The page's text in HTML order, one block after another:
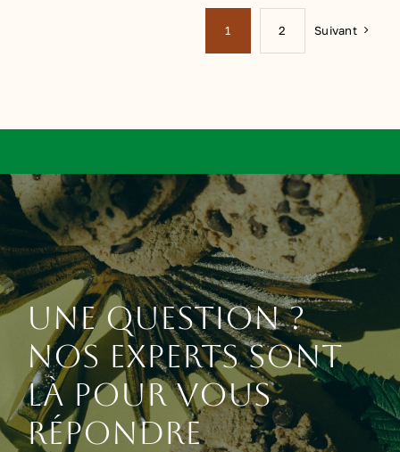
1 2 Suivant
Une question ?
Nos experts sont
là pour vous
répondre